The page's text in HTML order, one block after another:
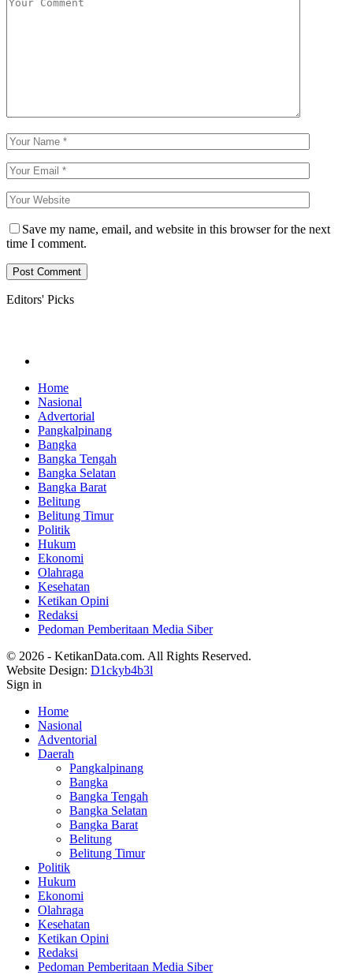
Save my name, email, and website in this browser for the next
time I comment.
Editors' Picks
Home
Nasional
Advertorial
Pangkalpinang
Bangka
Bangka Tengah
Bangka Selatan
Bangka Barat
Belitung
Belitung Timur
Politik
Hukum
Ekonomi
Olahraga
Kesehatan
Ketikan Opini
Redaksi
Pedoman Pemberitaan Media Siber
© 2026 - KetikanData.com. All Rights Reserved.
Website Design: D1ckyb4b3l
Sign in
Home
Nasional
Adventorial
Daerah
Pangkalpinang
Bangka
Bangka Tengah
Bangka Selatan
Bangka Barat
Belitung
Belitung Timur
Politik
Hukum
Ekonomi
Olahraga
Kesehatan
Ketikan Opini
Redaksi
Pedoman Pemberitaan Media Siber